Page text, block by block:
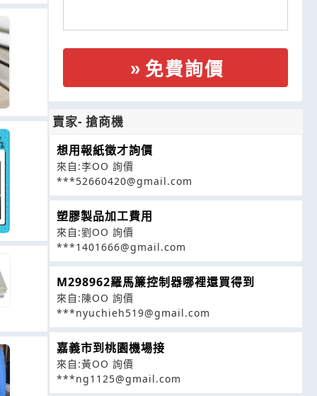
免費詢價
賣家- 搶商機
想用報紙徵才詢價
來自:李OO 詢價
***52660420@gmail.com
塑膠製品加工費用
來自:劉OO 詢價
***1401666@gmail.com
M298962羅馬簾控制器哪裡還買得到
來自:陳OO 詢價
***nyuchieh519@gmail.com
嘉義市到桃園機場接
來自:黃OO 詢價
***ng1125@gmail.com